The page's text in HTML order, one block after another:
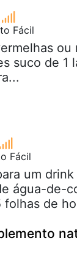
Fácil
ou
suco de 1
Fácil
um
água-de-
de